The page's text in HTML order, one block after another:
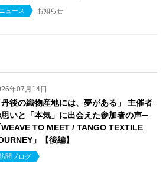
ニュース お知らせ
年07月14日
丹後の織物産地には、夢がある」 主催者
いと「本気」に出会えた参加者の声─
WEAVE TO MEET / TANGO TEXTILE
」【後編】
問ブログ